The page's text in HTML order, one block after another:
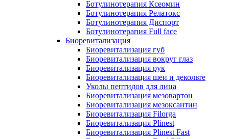
Ботулинотерапия Ксеомин
Ботулинотерапия Релатокс
Ботулинотерапия Диспорт
Ботулинотерапия Full face
Биоревитализация
Биоревитализация губ
Биоревитализация вокруг глаз
Биоревитализация рук
Биоревитализация шеи и декольте
Уколы пептидов для лица
Биоревитализация мезовартон
Биоревитализация мезоксантин
Биоревитализация Filorga
Биоревитализация Plinest
Биоревитализация Plinest Fast